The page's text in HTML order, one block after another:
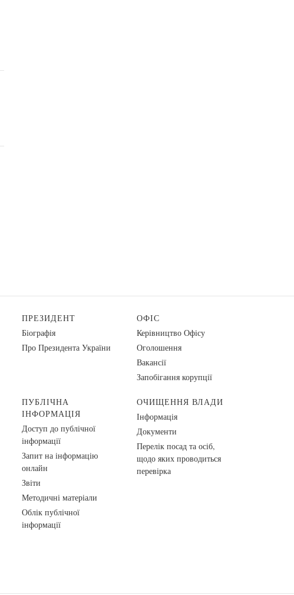
ПРЕЗИДЕНТ
Біографія
Про Президента України
ОФІС
Керівництво Офісу
Оголошення
Вакансії
Запобігання корупції
ПУБЛІЧНА
ІНФОРМАЦІЯ
Доступ до публічної
інформації
Запит на інформацію
онлайн
Звіти
Методичні матеріали
Облік публічної
інформації
ОЧИЩЕННЯ ВЛАДИ
Інформація
Документи
Перелік посад та осіб,
щодо яких проводиться
перевірка